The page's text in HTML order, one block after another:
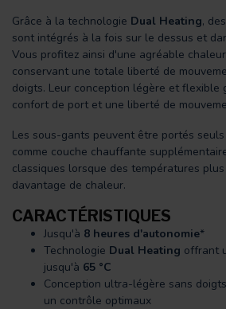
Grâce à la technologie Dual Heating,
sont intégrés à la fois sur le dessus et
Vous profitez ainsi d'une agréable
conservant une totale liberté de
doigts. Leur conception légère et
confort de port et une liberté de
Les sous-gants peuvent être portés
comme couche chauffante
classiques lorsque des températures
davantage de chaleur.
CARACTÉRISTIQUES
Jusqu'à 8 heures d'autonomie*
Technologie Dual Heating offrant
jusqu'à 65 °C
Conception ultra-légère sans
un contrôle optimaux